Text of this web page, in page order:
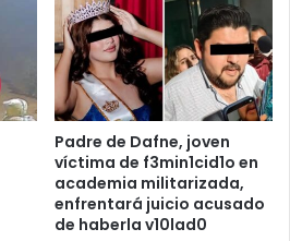
Padre de Dafne, joven
víctima de f3min1cid1o en
academia militarizada,
enfrentará juicio acusado
de haberla v10lad0